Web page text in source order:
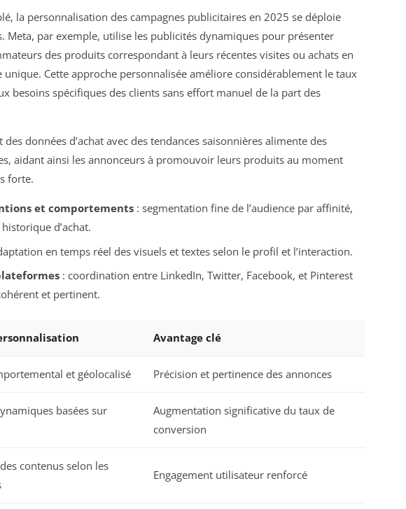
la personnalisation des campagnes publicitaires en 2025 se déploie
Meta, par exemple, utilise les publicités dynamiques pour présenter
des produits correspondant à leurs récentes visites ou achats en
unique. Cette approche personnalisée améliore considérablement le taux
besoins spécifiques des clients sans effort manuel de la part des
données d’achat avec des tendances saisonnières alimente des
aidant ainsi les annonceurs à promouvoir leurs produits au moment
forte.
et comportements: segmentation fine de l’audience par affinité,
d’achat.
en temps réel des visuels et textes selon le profil et l’interaction.
: coordination entre LinkedIn, Twitter, Facebook, et Pinterest
et pertinent.
Avantage clé
et géolocalisé Précision et pertinence des annonces
basées sur
Augmentation significative du taux de
conversion
contenus selon les
Engagement utilisateur renforcé